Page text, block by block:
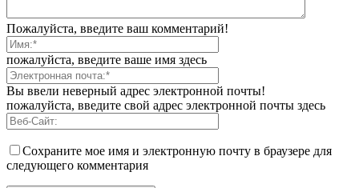
Пожалуйста, введите ваш комментарий!
пожалуйста, введите ваше имя здесь
Вы ввели неверный адрес электронной почты!
пожалуйста, введите свой адрес электронной почты здесь
Сохраните мое имя и электронную почту в браузере для
следующего комментария